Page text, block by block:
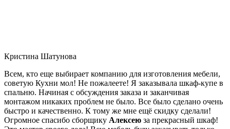
Кристина Шатунова
Всем, кто еще выбирает компанию для изготовления мебели,
советую Кухни мол! Не пожалеете! Я заказывала шкаф-купе в
спальню. Начиная с обсуждения заказа и заканчивая
монтажом никаких проблем не было. Все было сделано очень
быстро и качественно. К тому же мне ещё скидку сделали!
Огромное спасибо сборщику Алексею за прекрасный шкаф!